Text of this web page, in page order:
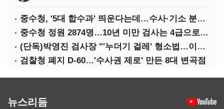
중수청, '5대 합수과' 띄운다는데…수사·기소 분리로 협력방안 '부재'
중수청 정원 2874명…10년 미만 검사는 4급으로 임용
(단독)박영진 검사장 "'누더기 걸레' 형소법…이재명 대통령 책임져야"
검찰청 폐지 D-60…'수사권 제로' 만든 8대 변곡점
뉴스리듬